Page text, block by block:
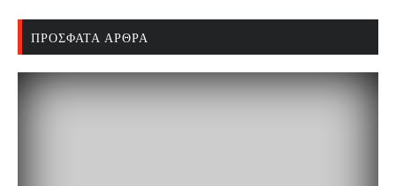
ΠΡΌΣΦΑΤΑ ΆΡΘΡΑ